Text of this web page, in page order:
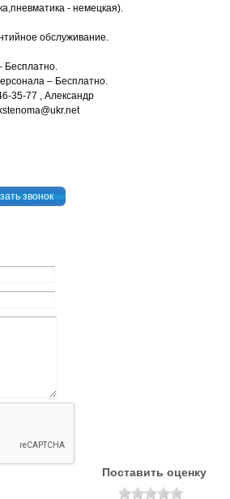
- немецкая).
обслуживание.
Бесплатно.
– Бесплатно.
35-77 , Александр
звонок
Поставить оценку